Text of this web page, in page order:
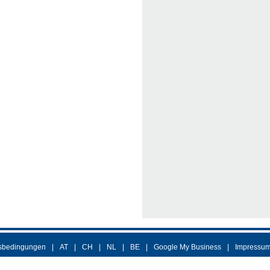
AT CH NL BE Google My Business